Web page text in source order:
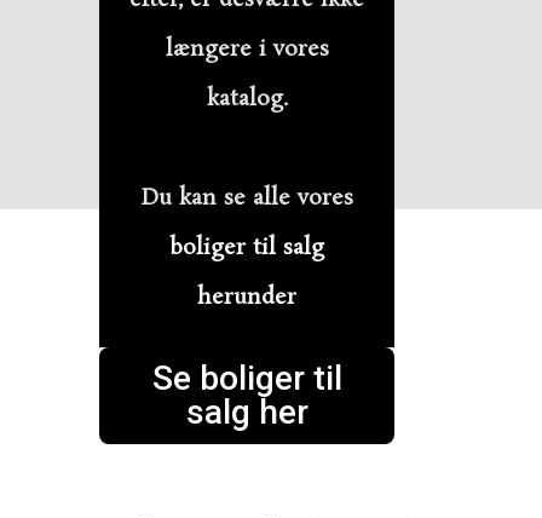
længere i vores
katalog.
Du kan se alle vores
boliger til salg
herunder
Se boliger til
salg her